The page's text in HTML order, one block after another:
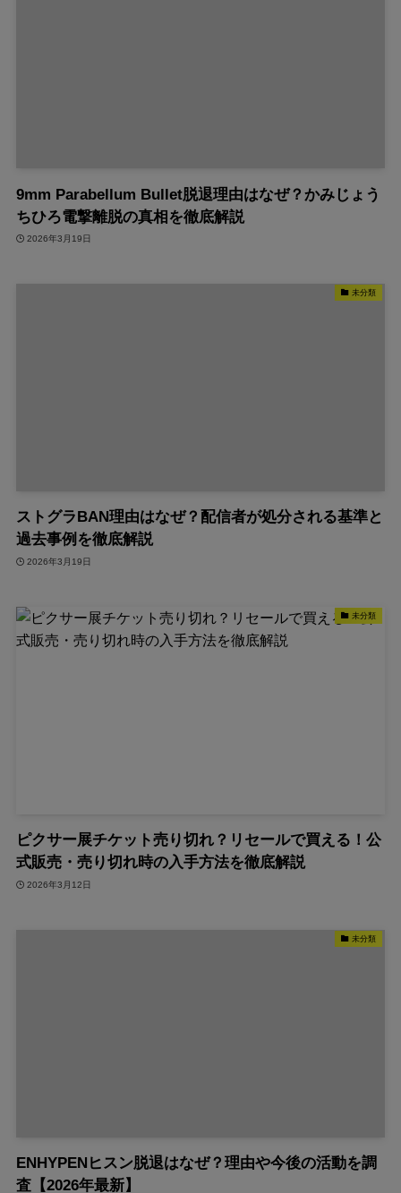
9mm Parabellum Bullet脱退理由はなぜ？かみじょう
ちひろ電撃離脱の真相を徹底解説
2026年3月19日
未分類
ストグラBAN理由はなぜ？配信者が処分される基準と
過去事例を徹底解説
2026年3月19日
未分類
ピクサー展チケット売り切れ？リセールで買える！公
式販売・売り切れ時の入手方法を徹底解説
2026年3月12日
未分類
ENHYPENヒスン脱退はなぜ？理由や今後の活動を調
査【2026年最新】